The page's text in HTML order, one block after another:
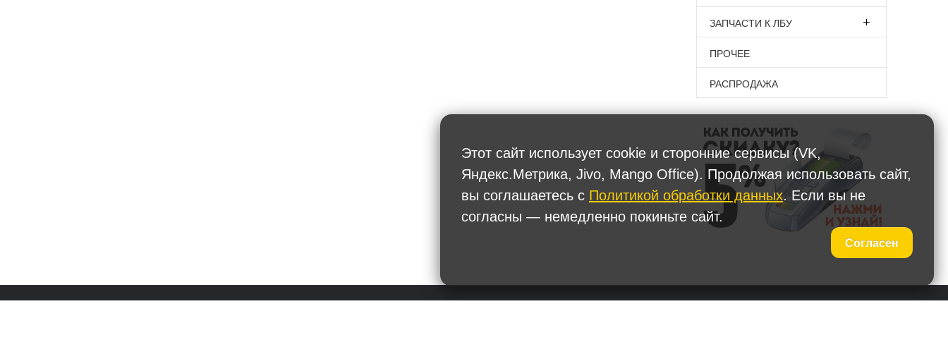
ЗАПЧАСТИ К ЛБУ
ПРОЧЕЕ
РАСПРОДАЖА
Этот сайт использует cookie и сторонние сервисы (VK,
Яндекс.Метрика, Jivo, Mango Office). Продолжая использовать сайт,
вы соглашаетесь с Политикой обработки данных. Если вы не
согласны — немедленно покиньте сайт.
Согласен